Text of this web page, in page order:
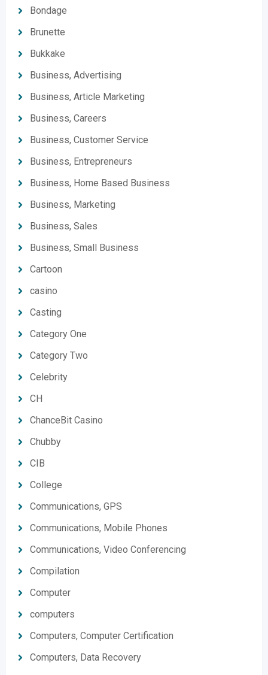
Bondage
Brunette
Bukkake
Business, Advertising
Business, Article Marketing
Business, Careers
Business, Customer Service
Business, Entrepreneurs
Business, Home Based Business
Business, Marketing
Business, Sales
Business, Small Business
Cartoon
casino
Casting
Category One
Category Two
Celebrity
CH
ChanceBit Casino
Chubby
CIB
College
Communications, GPS
Communications, Mobile Phones
Communications, Video Conferencing
Compilation
Computer
computers
Computers, Computer Certification
Computers, Data Recovery